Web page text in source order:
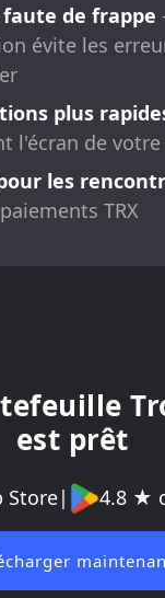
de frappe
évite les
plus
l'écran de
les
paiements TRX
est prêt
Store| 4.8 ★